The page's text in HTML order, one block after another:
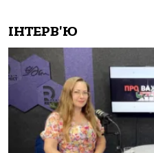
ІНТЕРВ'Ю